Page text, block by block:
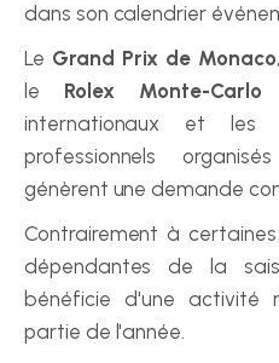
dans son calendrier
Le Grand Prix de Monaco
le Rolex Monte-Carlo
internationaux et les
professionnels
génèrent une demande
Contrairement à
dépendantes de la
bénéficie d'une activité
partie de l'année.